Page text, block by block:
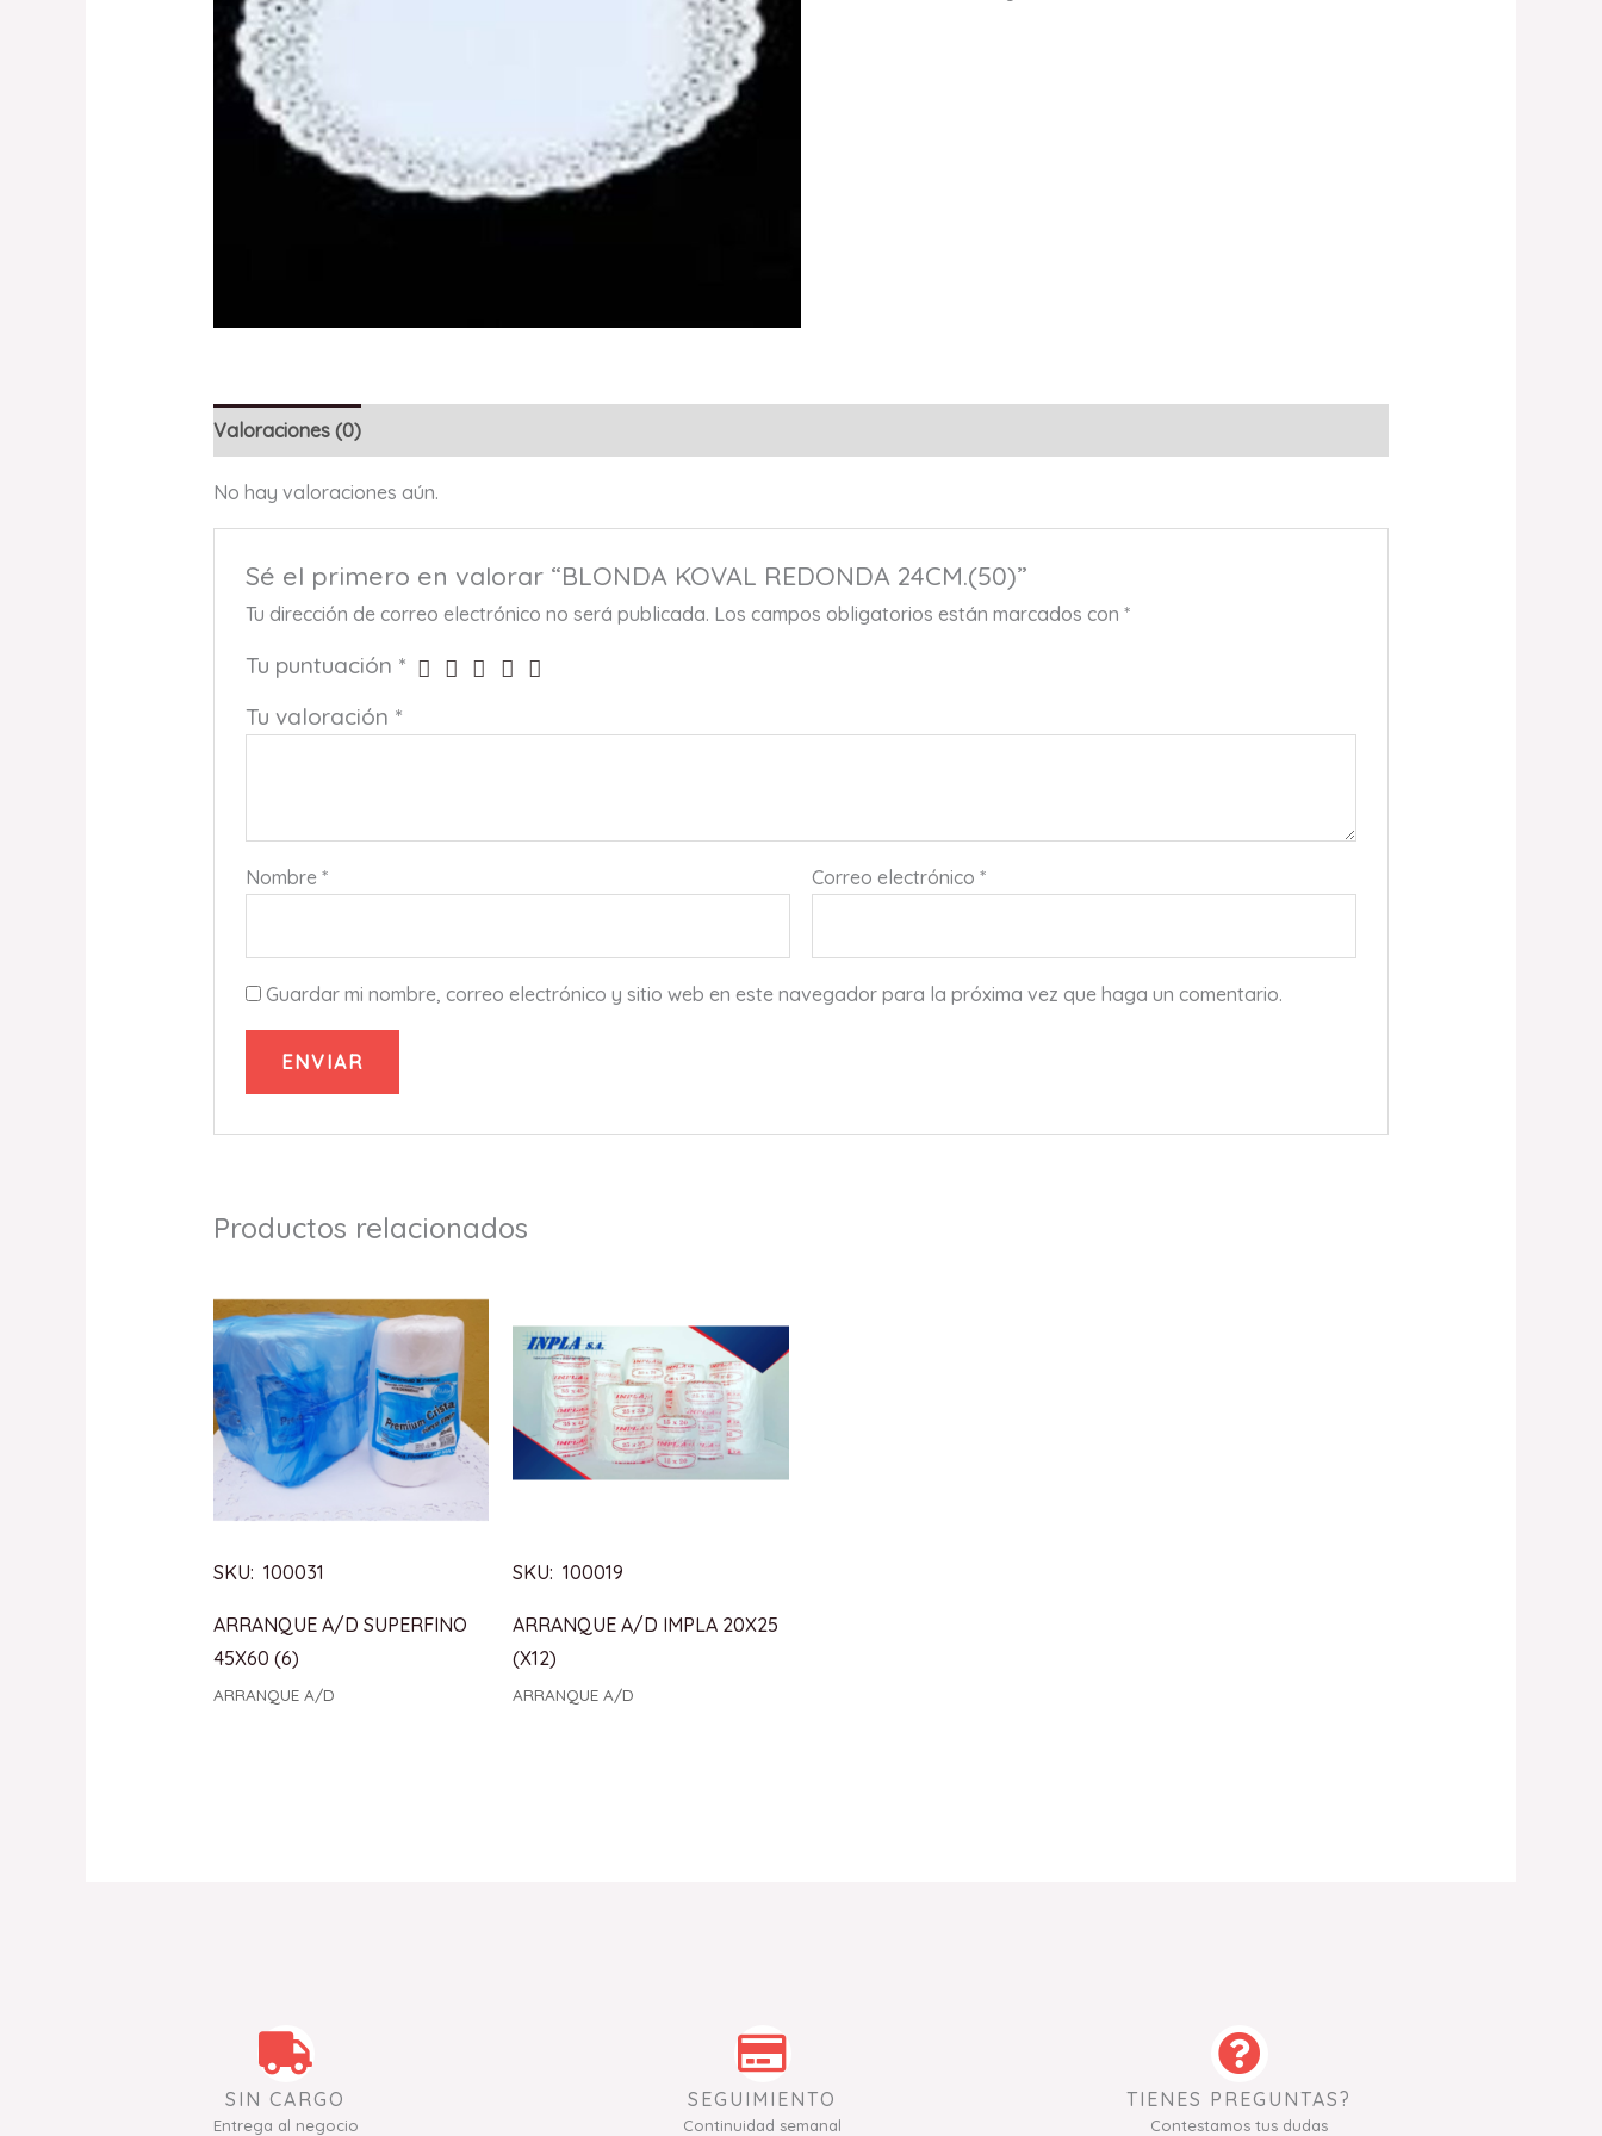
Valoraciones (0)
No hay valoraciones aún.
Sé el primero en valorar “BLONDA KOVAL REDONDA 24CM.(50)”
Tu dirección de correo electrónico no será publicada. Los campos obligatorios están marcados con*
Tu puntuación *
Tu valoración *
Nombre* Correo electrónico*
Guardar mi nombre, correo electrónico y sitio web en este navegador para la próxima vez que haga un comentario.
Productos relacionados
SKU: 100031
ARRANQUE A/D SUPERFINO
45X60 (6)
ARRANQUE A/D
SKU: 100019
ARRANQUE A/D IMPLA 20X25
(X12)
ARRANQUE A/D
SIN CARGO
Entrega al negocio
SEGUIMIENTO
Continuidad semanal
TIENES PREGUNTAS?
Contestamos tus dudas